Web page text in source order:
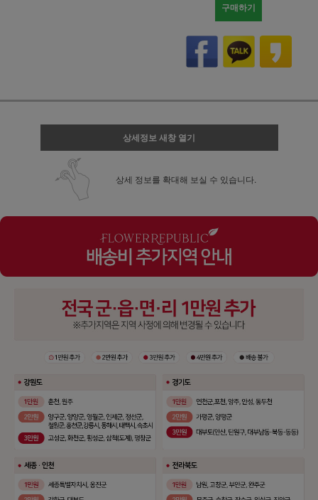
구매하기
상세정보 새창 열기
상세 정보를 확대해 보실 수 있습니다.